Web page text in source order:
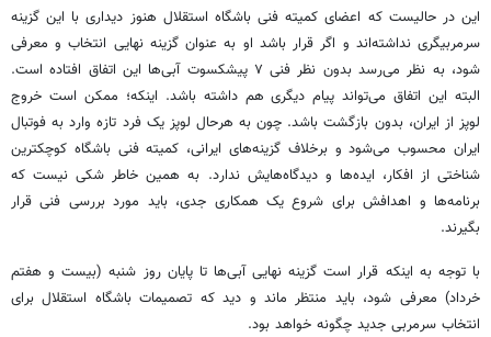
این در حالیست که اعضای کمیته فنی باشگاه استقلال هنوز دیداری با این گزینه
سرمربیگری نداشته‌اند و اگر قرار باشد او به عنوان گزینه نهایی انتخاب و معرفی
شود، به نظر می‌رسد بدون نظر فنی ۷ پیشکسوت آبی‌ها این اتفاق افتاده است.
البته این اتفاق می‌تواند پیام دیگری هم داشته باشد. اینکه؛ ممکن است خروج
لوپز از ایران، بدون بازگشت باشد. چون به هرحال لوپز یک فرد تازه وارد به فوتبال
ایران محسوب می‌شود و برخلاف گزینه‌های ایرانی، کمیته فنی باشگاه کوچکترین
شناختی از افکار، ایده‌ها و دیدگاه‌هایش ندارد. به همین خاطر شکی نیست که
برنامه‌ها و اهدافش برای شروع یک همکاری جدی، باید مورد بررسی فنی قرار
بگیرند.
با توجه به اینکه قرار است گزینه نهایی آبی‌ها تا پایان روز شنبه (بیست و هفتم
خرداد) معرفی شود، باید منتظر ماند و دید که تصمیمات باشگاه استقلال برای
انتخاب سرمربی جدید چگونه خواهد بود.